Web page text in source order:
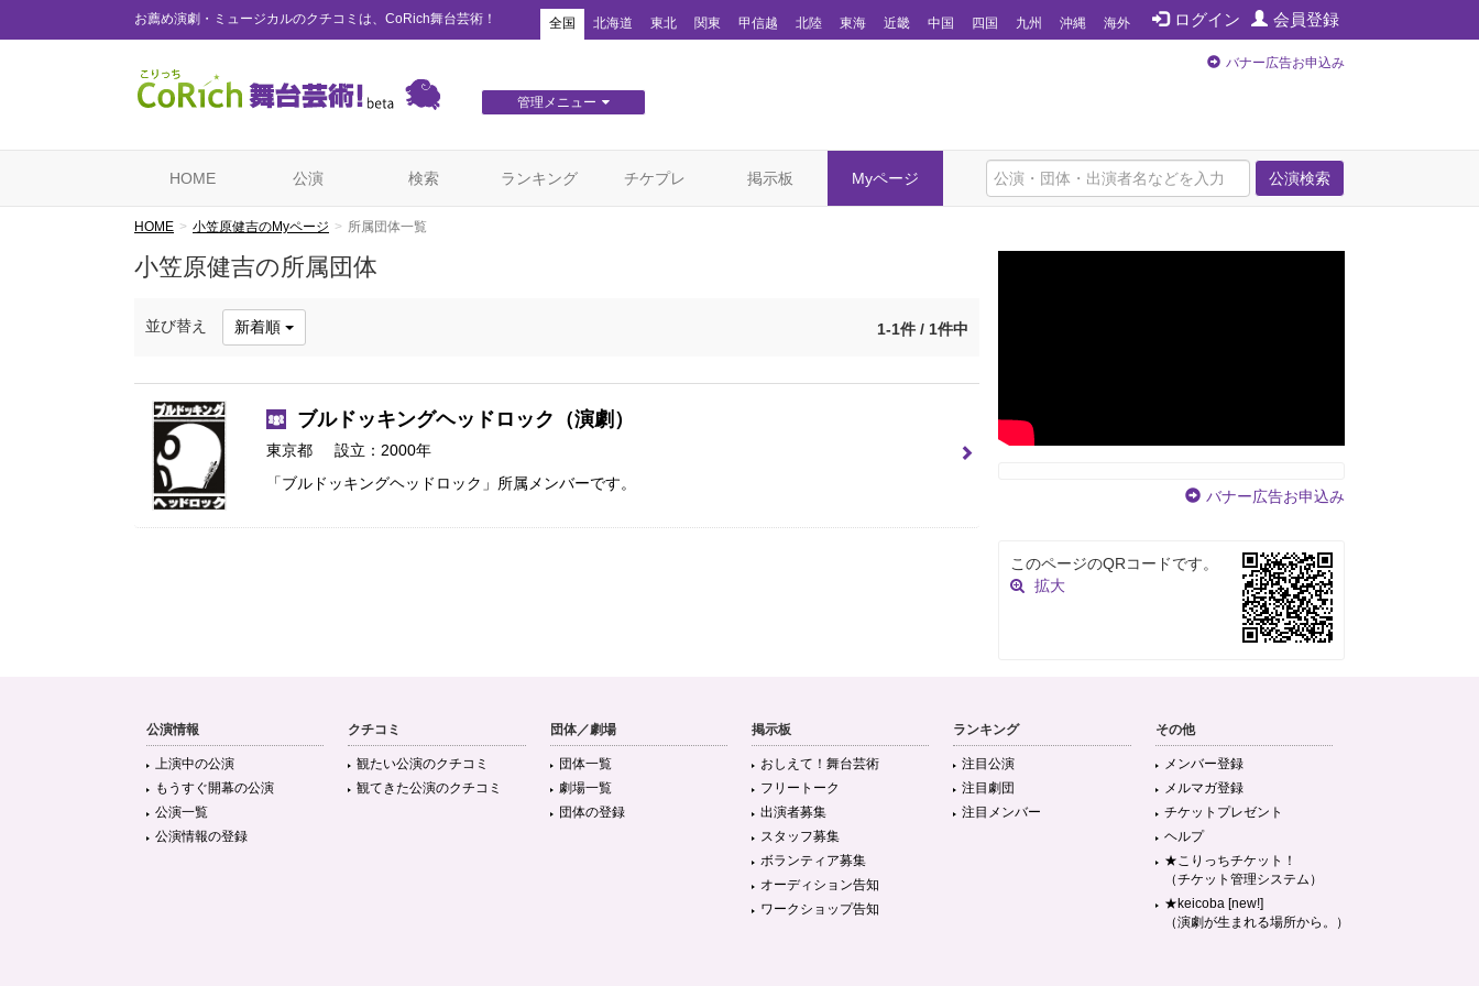
お薦め演劇・ミュージカルのクチコミは、CoRich舞台芸術！ ログイン 会員登録
全国 北海道 東北 関東 甲信越 北陸 東海 近畿 中国 四国 九州 沖縄 海外
管理メニュー
バナー広告お申込み
公演検索
HOME 公演 検索 ランキング チケプレ 掲示板 Myページ
HOME 小笠原健吉のMyページ 所属団体一覧
小笠原健吉の所属団体
並び替え 新着順 1-1件 / 1件中
ブルドッキングヘッドロック （演劇）
東京都
設立：2000年
「ブルドッキングヘッドロック」所属メンバーです。
バナー広告お申込み
このページのQRコードです。
拡大
公演情報
上演中の公演
もうすぐ開幕の公演
公演一覧
公演情報の登録
クチコミ
観たい公演のクチコミ
観てきた公演のクチコミ
団体／劇場
団体一覧
劇場一覧
団体の登録
掲示板
おしえて！舞台芸術
フリートーク
出演者募集
スタッフ募集
ボランティア募集
オーディション告知
ワークショップ告知
ランキング
注目公演
注目劇団
注目メンバー
その他
メンバー登録
メルマガ登録
チケットプレゼント
ヘルプ
★こりっちチケット！
（チケット管理システム）
★keicoba [new!]
（演劇が生まれる場所から。）